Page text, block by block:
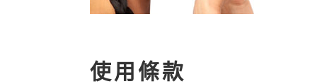
使用條款